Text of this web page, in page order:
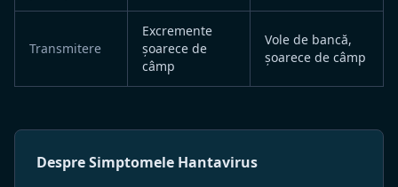
Transmitere
Excremente
șoarece de
câmp
Vole de bancă,
șoarece de câmp
Despre Simptomele Hantavirus